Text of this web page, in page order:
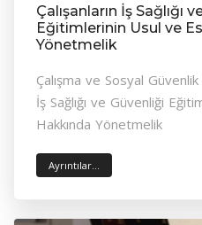
Çalışanların İş Sağlığı
Eğitimlerinin Usul ve
Yönetmelik
Çalışma ve Sosyal Güvenlik
İş Sağlığı ve Güvenliği
Hakkında Yönetmelik
Ayrıntılar...